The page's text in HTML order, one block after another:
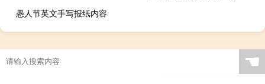
愚人节英文手写报纸内容
☚